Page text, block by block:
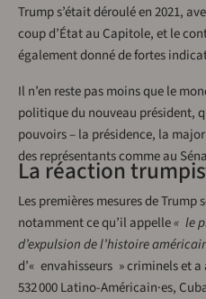
Trump s’était déroulé en 2021,
coup d’État au Capitole, et le
également donné de fortes
Il n’en reste pas moins que le
politique du nouveau président,
pouvoirs – la présidence, la
des représentants comme au
La réaction
Les premières mesures de
notamment ce qu’il appelle« le
d’expulsion de l’histoire
d’« envahisseurs » criminels et
532 000 Latino-Américain·es,